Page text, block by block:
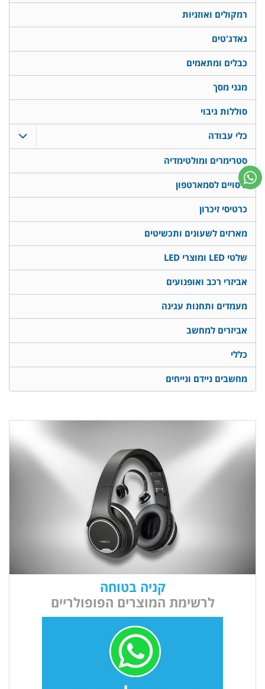
רמקולים ואוזניות
גאדג'טים
כבלים ומתאמים
מגני מסך
סוללות גיבוי
כלי עבודה
סטרימרים ומולטימדיה
כיסויים לסמארטפון
כרטיסי זיכרון
מארזים לשעונים ותכשיטים
שלטי LED ומוצרי LED
אביזרי רכב ואופנועים
מעמדים ותחנות עגינה
אביזרים למחשב
כללי
מחשבים ניידם ונייחים
קניה בטוחה
לרשימת המוצרים הפופולריים